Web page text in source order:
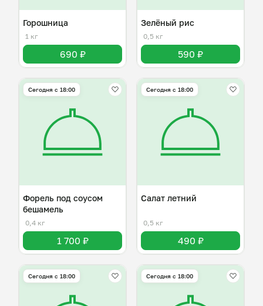
Горошница
1 кг
690 ₽
Зелёный рис
0,5 кг
590 ₽
Сегодня с 18:00
Форель под соусом
бешамель
0,4 кг
1 700 ₽
Сегодня с 18:00
Салат летний
0,5 кг
490 ₽
Сегодня с 18:00 Сегодня с 18:00